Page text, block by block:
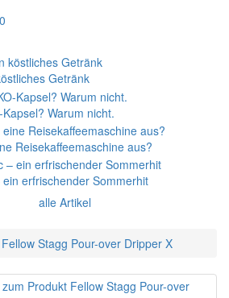
Getränk
Warum nicht.
Reisekaffeemaschine aus?
erfrischender Sommerhit
alle Artikel
Fellow Stagg Pour-over Dripper X